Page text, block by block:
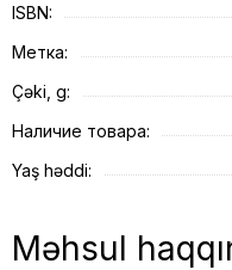
ISBN:
Метка:
Çəki, g:
Наличие товара:
Yaş həddi:
Məhsul